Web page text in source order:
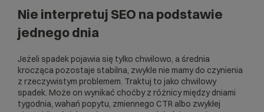
Nie interpretuj SEO na podstawie
jednego dnia
Jeżeli spadek pojawia się tylko chwilowo, a średnia
krocząca pozostaje stabilna, zwykle nie mamy do czynienia
z rzeczywistym problemem. Traktuj to jako chwilowy
spadek. Może on wynikać choćby z różnicy między dniami
tygodnia, wahań popytu, zmiennego CTR albo zwykłej